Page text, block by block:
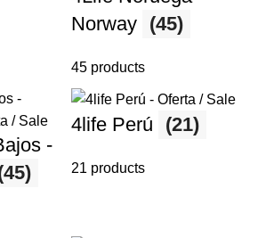
Norway (45)
45 products
-
4life Perú (21)
21 products